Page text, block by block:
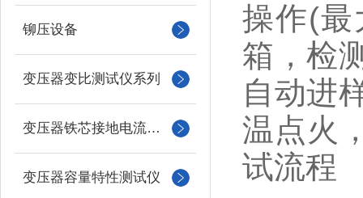
铆压设备
变压器变比测试仪系列
变压器铁芯接地电流测试仪
变压器容量特性测试仪
操作(最
箱，检
自动进
温点火
试流程